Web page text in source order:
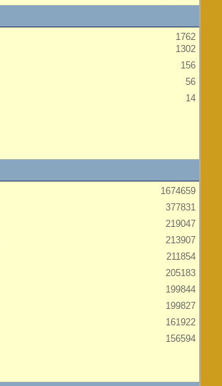
1762
1302
156
56
14
1674659
377831
219047
213907
211854
205183
199844
199827
161922
156594